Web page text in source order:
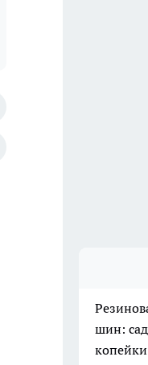
шин: